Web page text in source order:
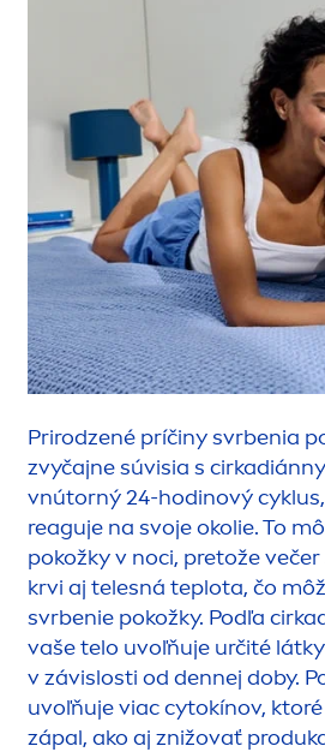
Prirodzené príčiny svrbenia
zvyčajne súvisia s
vnútorný 24-hodinový
reaguje na svoje okolie. To
pokožky v noci, pretože
krvi aj telesná teplota, čo
svrbenie pokožky. Podľa
vaše telo uvoľňuje určité
v závislosti od dennej doby.
uvoľňuje viac cytokínov,
zápal, ako aj znižovať